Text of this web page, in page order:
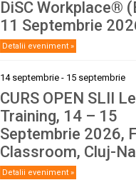
DiSC Workplace®
11 Septembrie
Detalii eveniment »
14 septembrie - 15 septembrie
CURS OPEN SLII
Training, 14 – 15
Septembrie 2026,
Classroom, Cluj-
Detalii eveniment »